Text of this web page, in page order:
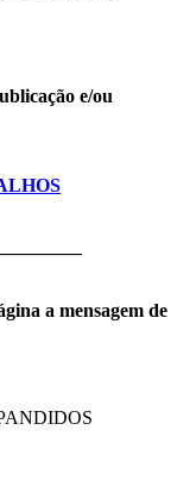
e/ou
a mensagem de